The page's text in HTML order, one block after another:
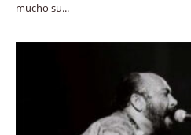
mucho su...